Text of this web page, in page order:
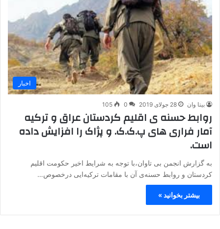
اخبار
بیتا وان 28 جولای 2019 0
105
روابط حسنه ی اقلیم کردستان عراق و ترکیه
آمار فراری های پ.ک.ک. و پژاک را افزایش داده
است.
به گزارش انجمن بی تاوان،با توجه به شرایط اخیر حکومت اقلیم
کردستان و روابط حسنه‌ی آن با مقامات ترکیه‌ایی درخصوص…
بیشتر بخوانید »